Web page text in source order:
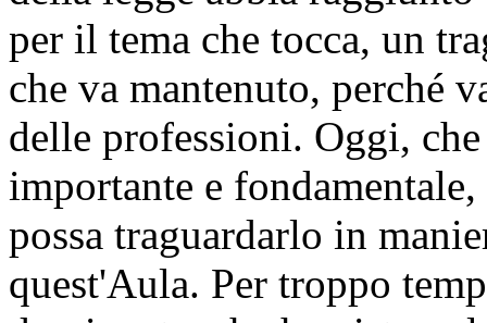
per il tema che tocca, un
che va mantenuto, perché
delle professioni. Oggi,
importante e
possa traguardarlo in
quest'Aula. Per troppo